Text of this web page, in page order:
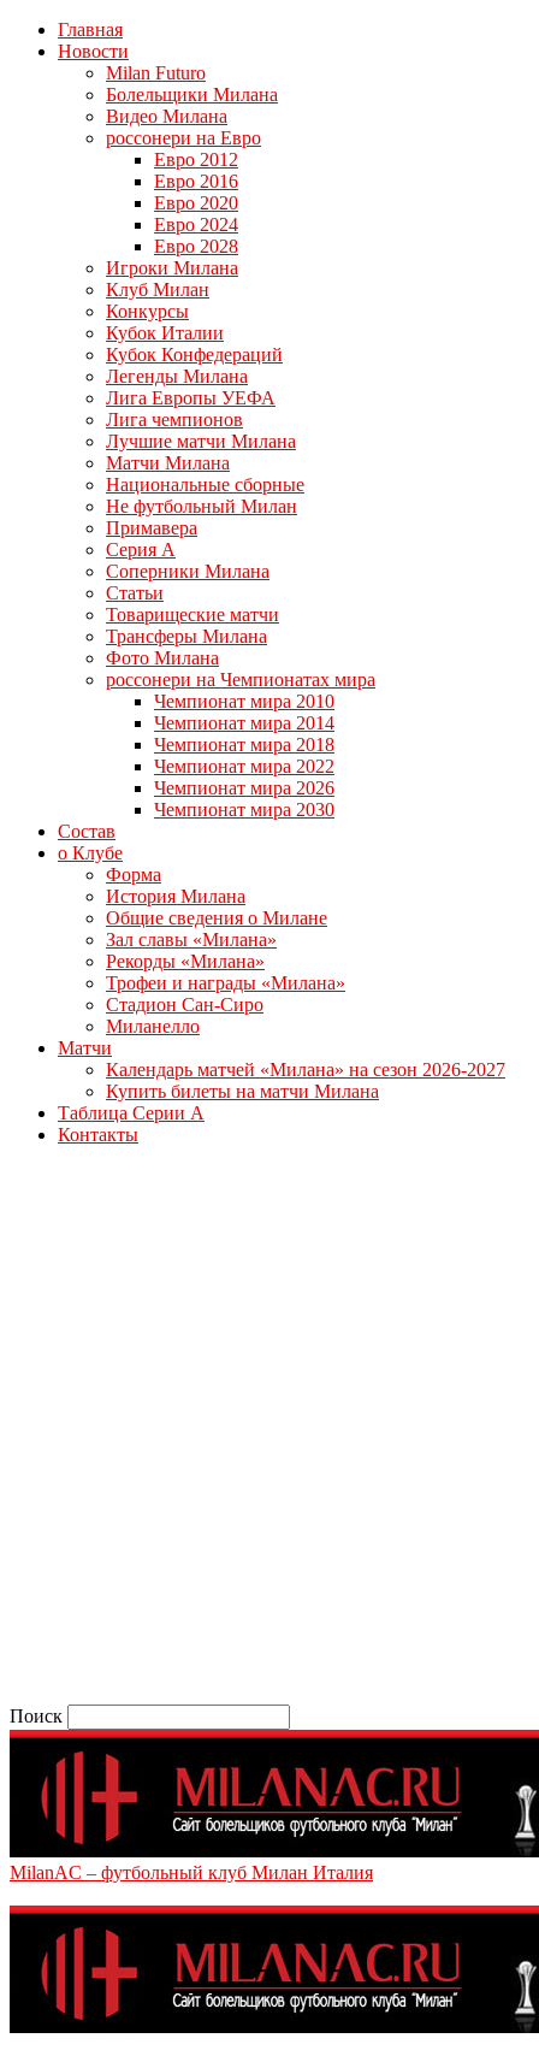
Главная
Новости
Milan Futuro
Болельщики Милана
Видео Милана
россонери на Евро
Евро 2012
Евро 2016
Евро 2020
Евро 2024
Евро 2028
Игроки Милана
Клуб Милан
Конкурсы
Кубок Италии
Кубок Конфедераций
Легенды Милана
Лига Европы УЕФА
Лига чемпионов
Лучшие матчи Милана
Матчи Милана
Национальные сборные
Не футбольный Милан
Примавера
Серия А
Соперники Милана
Статьи
Товарищеские матчи
Трансферы Милана
Фото Милана
россонери на Чемпионатах мира
Чемпионат мира 2010
Чемпионат мира 2014
Чемпионат мира 2018
Чемпионат мира 2022
Чемпионат мира 2026
Чемпионат мира 2030
Состав
о Клубе
Форма
История Милана
Общие сведения о Милане
Зал славы «Милана»
Рекорды «Милана»
Трофеи и награды «Милана»
Стадион Сан-Сиро
Миланелло
Матчи
Календарь матчей «Милана» на сезон 2026-2027
Купить билеты на матчи Милана
Таблица Серии А
Контакты
Поиск
MilanAC – футбольный клуб Милан Италия